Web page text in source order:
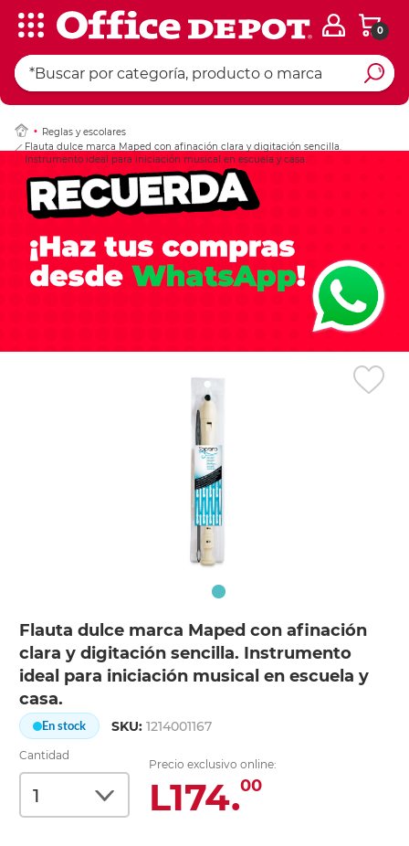
0
Reglas y escolares
Flauta dulce marca Maped con afinación clara y digitación sencilla.
Instrumento ideal para iniciación musical en escuela y casa.
Flauta dulce marca Maped con afinación
clara y digitación sencilla. Instrumento
ideal para iniciación musical en escuela y
casa.
En stock SKU:1214001167
Cantidad
Precio exclusivo online:
L174.00
Ingresar Codigo